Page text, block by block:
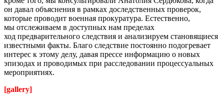
он давал объяснения в рамках доследственных проверок,
которые проводит военная прокуратура. Естественно,
мы отслеживаем в доступных нам пределах
ход предварительного следствия и анализируем становящиеся
известными факты. Благо следствие постоянно подогревает
интерес к этому делу, давая прессе информацию o новых
эпизодах и проводимых при расследовании процессуальных
мероприятиях.
[gallery]